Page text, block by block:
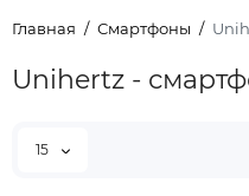
Главная Смартфоны
Unihertz -
15